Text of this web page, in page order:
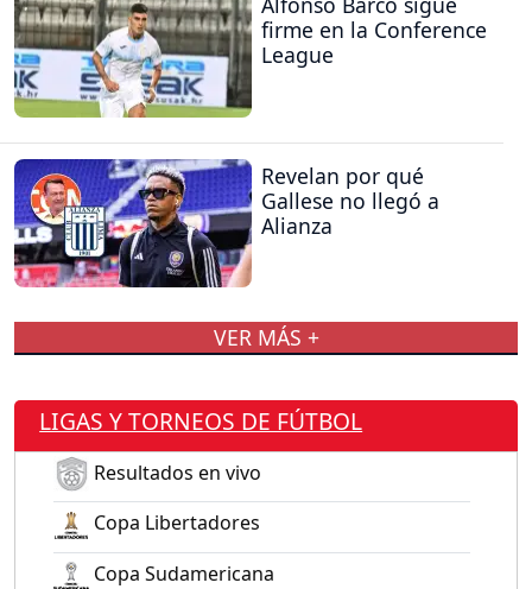
firme en la Conference
League
Revelan por qué
Gallese no llegó a
Alianza
VER MÁS +
LIGAS Y TORNEOS DE FÚTBOL
Resultados en vivo
Copa Libertadores
Copa Sudamericana